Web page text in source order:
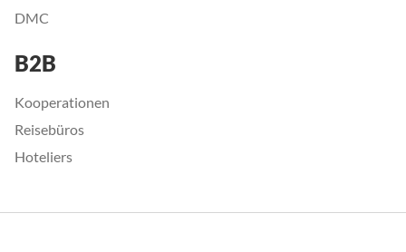
DMC
B2B
Kooperationen
Reisebüros
Hoteliers